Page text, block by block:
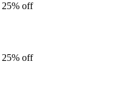
25% off
25% off